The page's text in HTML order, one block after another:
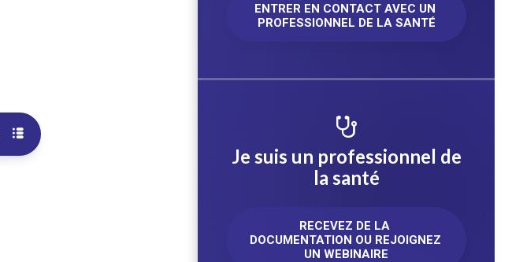
ENTRER EN CONTACT AVEC UN
PROFESSIONNEL DE LA SANTÉ
Je suis un professionnel de
la santé
RECEVEZ DE LA
DOCUMENTATION OU REJOIGNEZ
UN WEBINAIRE